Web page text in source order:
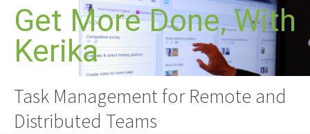
Lumaktaw
nilalaman
Get More Done, With
Kerika
Task Management for Remote and
Distributed Teams